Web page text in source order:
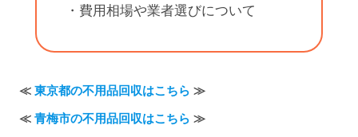
・費用相場や業者選びについて
≪ 東京都の不用品回収はこちら ≫
≪ 青梅市の不用品回収はこちら ≫